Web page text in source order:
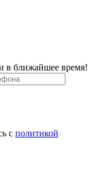
в ближайшее время!
с политикой